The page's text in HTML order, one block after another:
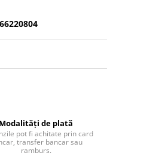
Modalități de plată
pot fi achitate prin card
transfer bancar sau
ramburs.